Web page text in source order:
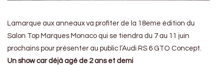
Lamarque aux anneaux va profiter de la 18eme édition du
Salon Top Marques Monaco qui se tiendra du 7 au 11 juin
prochains pour présenter au public l’Audi RS 6 GTO Concept.
Un show car déjà agé de 2 ans et demi